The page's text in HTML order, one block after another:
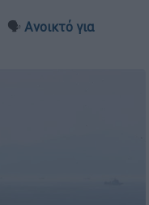
🗣️ Ανοικτό για